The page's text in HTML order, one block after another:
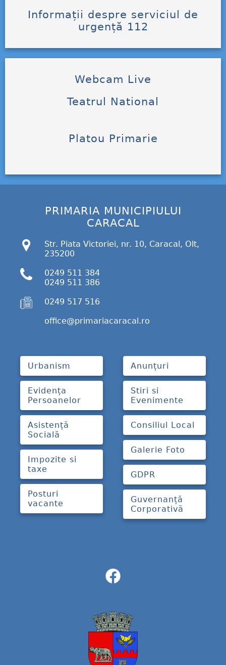
Informații despre serviciul de
urgență 112
Webcam Live
Teatrul National
Platou Primarie
PRIMARIA MUNICIPIULUI
CARACAL
Str. Piata Victoriei, nr. 10, Caracal, Olt,
235200
0249 511 384
0249 511 386
0249 517 516
office@primariacaracal.ro
Urbanism
Evidența
Persoanelor
Asistență
Socială
Impozite si
taxe
Posturi
vacante
Anunțuri
Stiri si
Evenimente
Consiliul Local
Galerie Foto
GDPR
Guvernanță
Corporativă